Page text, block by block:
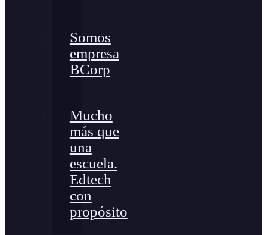
Somos
empresa
BCorp
Mucho
más que
una
escuela.
Edtech
con
propósito